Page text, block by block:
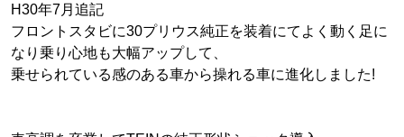
H30年7月追記
フロントスタビに30プリウス純正を装着にてよく動く足に
なり乗り心地も大幅アップして、
乗せられている感のある車から操れる車に進化しました!